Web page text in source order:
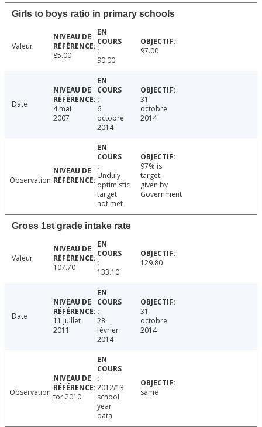
Girls to boys ratio in primary schools
Valeur
85.00
90.00
97.00
Date
4 mai
2007
6
octobre
2014
31
octobre
2014
Observation
Unduly
optimistic
target
not met
97% is
target
given by
Government
Gross 1st grade intake rate
Valeur
107.70
133.10
129.80
Date
11 juillet
2011
28
février
2014
31
octobre
2014
Observation for 2010
2012/13
school
year
data
same